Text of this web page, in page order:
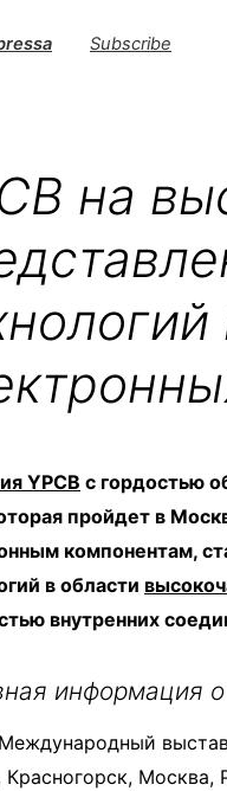
Subscribe
на
YPCB с гордостью
пройдет в
компонентам,
в области
внутренних
информация
Красногорск, Москва,